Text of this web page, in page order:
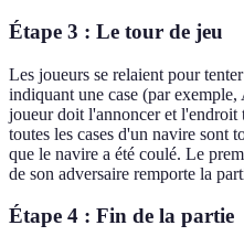
Étape 3 : Le tour de jeu
Les joueurs se relaient pour
indiquant une case (par
joueur doit l'annoncer et l'endroit
toutes les cases d'un navire sont
que le navire a été coulé. Le
de son adversaire remporte la
Étape 4 : Fin de la partie